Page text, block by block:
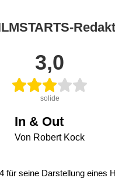
3,0
solide
In & Out
Von Robert Kock
für seine Darstellung eines